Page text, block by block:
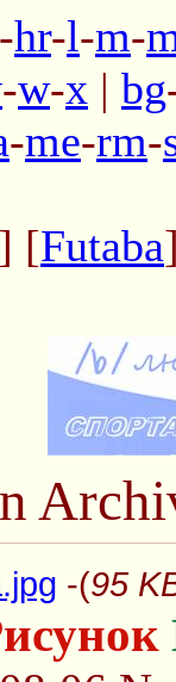
-hr-l-m-
-w-x | bg
-me-rm-
] [Futaba
-(95